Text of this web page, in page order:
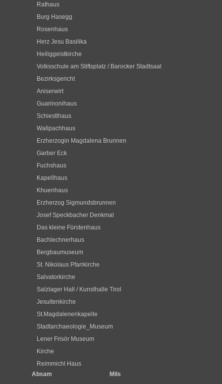
Rathaus
Burg Hasegg
Rosenhaus
Herz Jesu Basilika
Heiliggeistkirche
Volksschule am Stiftsplatz / Barocker Stadtsaal
Bezirksgericht
Aniserwirt
Guarinonihaus
Schiestlhaus
Wallpachhaus
Erzherzogin Magdalena Brunnen
Garber Eck
Fuchshaus
Kapellhaus
Khuenhaus
Erzherzog Sigmundsbrunnen
Josef Speckbacher Denkmal
Das kleine Fürstenhaus
Bachlechnerhaus
Bergbaumuseum
St. Nikolaus Pfarrkirche
Salvatorkirche
Salzlager Hall / Kunsthalle Tirol
Jesuitenkirche
St.Magdalenenkapelle
Stadtarchaeologie_Museum
Lener Frisör Museum
Kirche
Reimmichl Haus
Absam
Mils